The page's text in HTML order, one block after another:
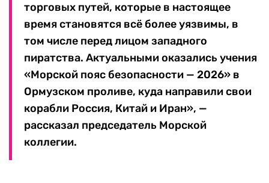
торговых путей, которые в настоящее
время становятся всё более уязвимы, в
том числе перед лицом западного
пиратства. Актуальными оказались учения
«Морской пояс безопасности — 2026» в
Ормузском проливе, куда направили свои
корабли Россия, Китай и Иран», —
рассказал председатель Морской
коллегии.